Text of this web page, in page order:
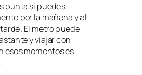
punta si puedes,
por la mañana y al
El metro puede
y viajar con
esos momentos es